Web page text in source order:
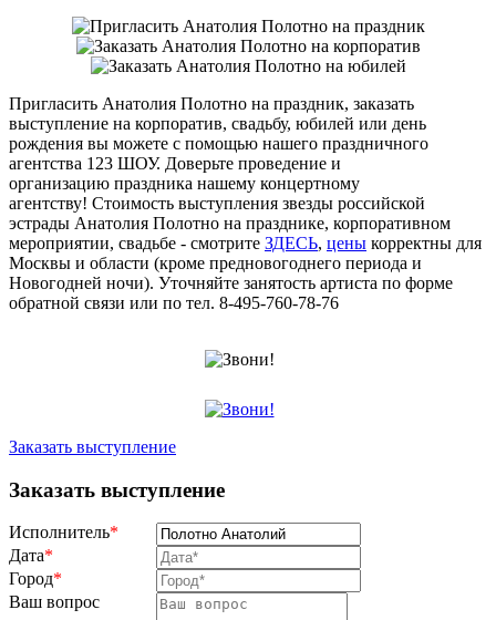
Пригласить Анатолия Полотно на праздник, заказать
выступление на корпоратив, свадьбу, юбилей или день
рождения вы можете с помощью нашего праздничного
агентства 123 ШОУ. Доверьте проведение и
организацию праздника нашему концертному
агентству! Стоимость выступления звезды российской
эстрады Анатолия Полотно на празднике, корпоративном
мероприятии, свадьбе - смотрите ЗДЕСЬ, цены корректны для
Москвы и области (кроме предновогоднего периода и
Новогодней ночи). Уточняйте занятость артиста по форме
обратной связи или по тел. 8-495-760-78-76
Заказать выступление
Заказать выступление
Исполнитель*
Дата*
Город*
Ваш вопрос